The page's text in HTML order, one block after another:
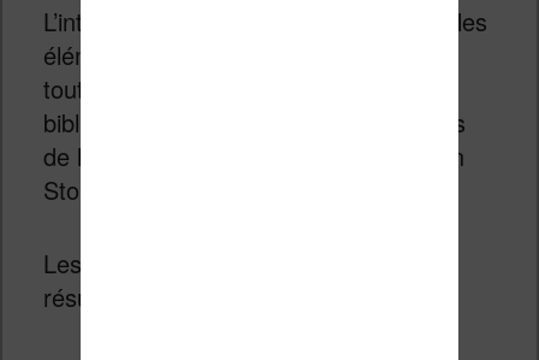
L’interface de l’écran d’accueil reprend les
éléments habituels qu’on trouve sur
toutes les liseuses : accès à la
bibliothèque, affichage du livre en cours
de lecture, accès à la librairie (Bookeen
Store), accès aux paramètres, etc.
Les options sont intéressantes et se
résument à l’essentiel :